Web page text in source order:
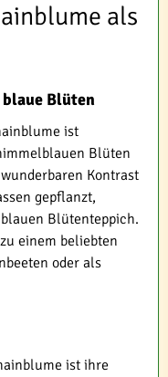
als
Blüten
ist
Blüten
Kontrast
gepflanzt,
Blütenteppich.
einem beliebten
oder als
ist ihre